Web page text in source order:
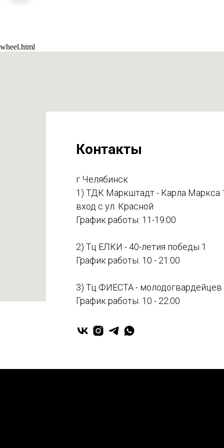
wheel.html
Контакты
г Челябинск
1) ТДК Маркштадт - Карла Маркса
вход с ул. Красной
График работы: 11-19:00
2) Тц ЕЛКИ - 40-летия победы 1
График работы: 10 - 21:00
3) Тц ФИЕСТА - молодогвардейцев
График работы: 10 - 22:00